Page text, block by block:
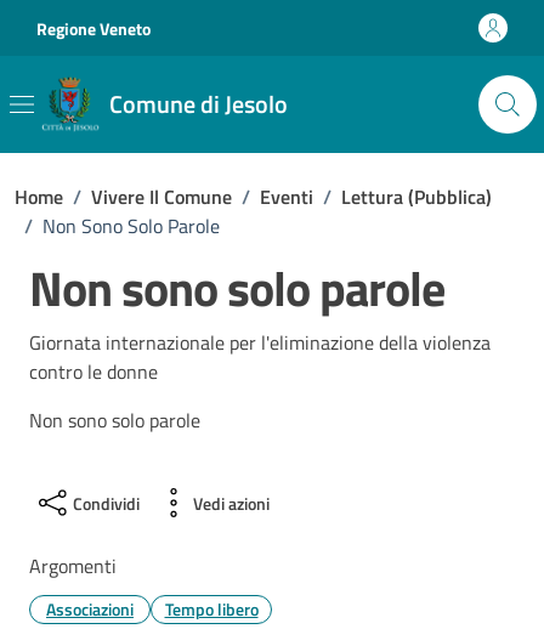
Regione Veneto
Comune di Jesolo
Home / Vivere Il Comune / Eventi / Lettura (pubblica)
/ Non Sono Solo Parole
Non sono solo parole
Giornata internazionale per l'eliminazione della violenza
contro le donne
Non sono solo parole
Condividi Vedi azioni
Argomenti
Associazioni Tempo libero